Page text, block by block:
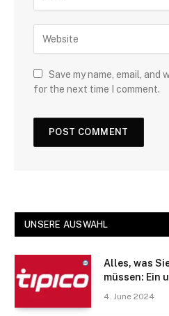
Save my name, email, and
for the next time I comment.
UNSERE AUSWAHL
Alles, was
müssen: Ein
4. June 2024